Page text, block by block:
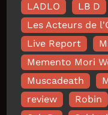
LADLO
LB D
Les Acteurs de
Live Report
Memento Mori
Muscadeath
review
Robin